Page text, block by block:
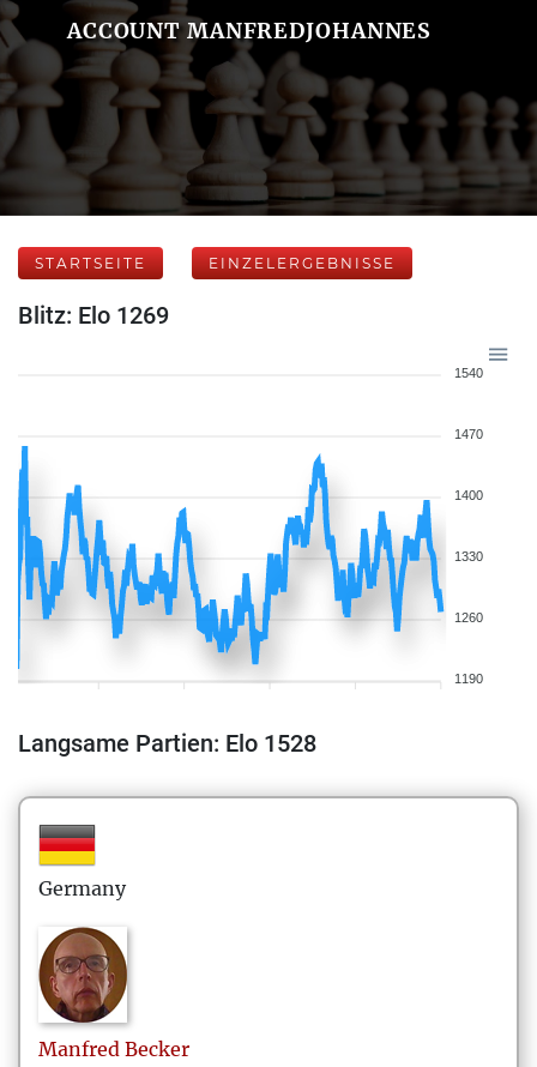
ACCOUNT MANFREDJOHANNES
STARTSEITE EINZELERGEBNISSE
Blitz: Elo 1269
1540
1470
1400
1330
1260
1190
Langsame Partien: Elo 1528
Germany
Manfred Becker